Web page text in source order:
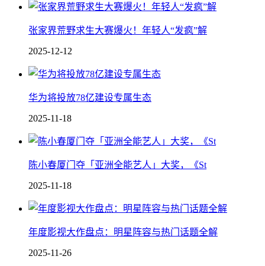
张家界荒野求生大赛爆火！年轻人“发疯”解
2025-12-12
华为将投放78亿建设专属生态
2025-11-18
陈小春厦门夺「亚洲全能艺人」大奖，《St
2025-11-18
年度影视大作盘点：明星阵容与热门话题全解
2025-11-26